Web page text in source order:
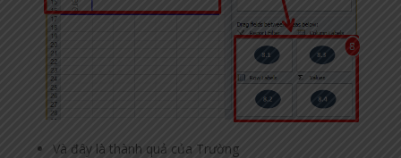
Và đây là thành quả của Trường